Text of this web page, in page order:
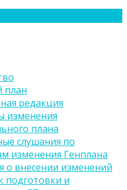
план
редакция
изменения
плана
слушания по
изменения Генплана
о внесении изменений
подготовки и